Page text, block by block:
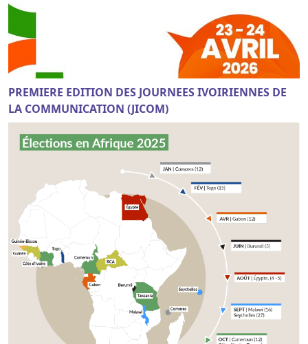
PREMIERE EDITION DES JOURNEES IVOIRIENNES DE
LA COMMUNICATION (JICOM)